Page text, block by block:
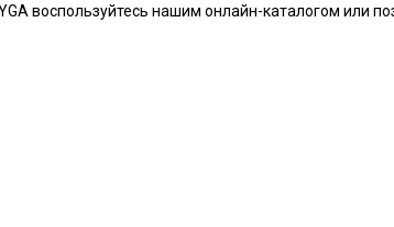
воспользуйтесь нашим онлайн-каталогом или